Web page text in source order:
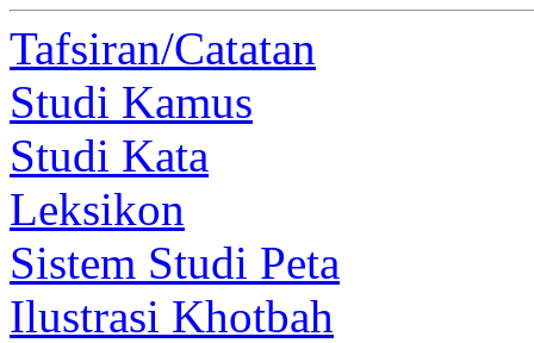
Tafsiran/Catatan
Studi Kamus
Studi Kata
Leksikon
Sistem Studi Peta
Ilustrasi Khotbah